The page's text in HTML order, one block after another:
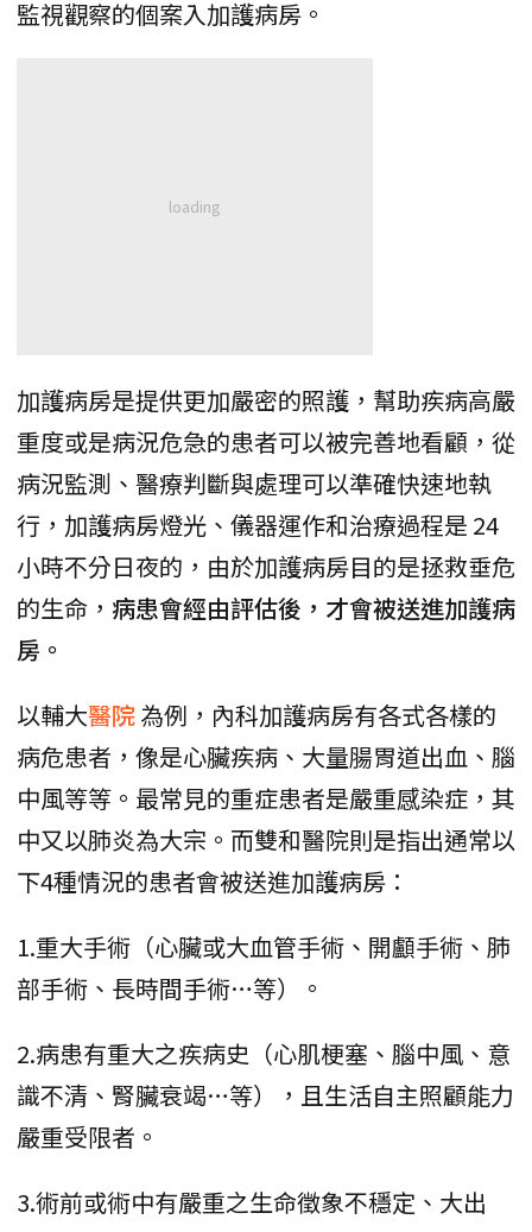
監視觀察的個案入加護病房。
加護病房是提供更加嚴密的照護，幫助疾病高嚴
重度或是病況危急的患者可以被完善地看顧，從
病況監測、醫療判斷與處理可以準確快速地執
行，加護病房燈光、儀器運作和治療過程是 24
小時不分日夜的，由於加護病房目的是拯救垂危
的生命， 病患會經由評估後，才會被送進加護病
房。
以輔大醫院為例，內科加護病房有各式各樣的
病危患者，像是心臟疾病、大量腸胃道出血、腦
中風等等。最常見的重症患者是嚴重感染症，其
中又以肺炎為大宗。而雙和醫院則是指出通常以
下4種情況的患者會被送進加護病房：
1.重大手術（心臟或大血管手術、開顱手術、肺
部手術、長時間手術…等）。
2.病患有重大之疾病史（心肌梗塞、腦中風、意
識不清、腎臟衰竭…等），且生活自主照顧能力
嚴重受限者。
3.術前或術中有嚴重之生命徵象不穩定、大出